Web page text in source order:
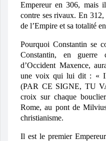
Empereur en 306, mais
contre ses rivaux. En
de l’Empire et sa totalité
Pourquoi Constantin se
Constantin, en guerre
d’Occident Maxence,
une voix qui lui dit : «
(PAR CE SIGNE, TU
croix sur chaque
Rome, au pont de
christianisme.
Il est le premier